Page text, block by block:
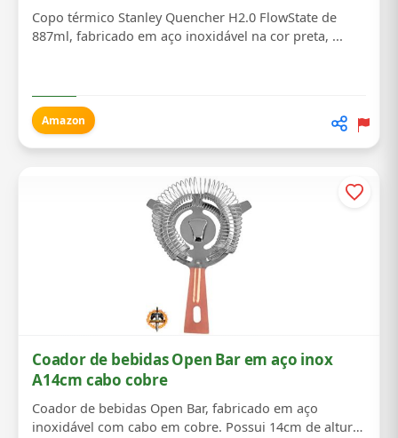
Copo térmico Stanley Quencher H2.0 FlowState de
887ml, fabricado em aço inoxidável na cor preta, ...
Amazon
Coador de bebidas Open Bar em aço inox
A14cm cabo cobre
Coador de bebidas Open Bar, fabricado em aço
inoxidável com cabo em cobre. Possui 14cm de altura,